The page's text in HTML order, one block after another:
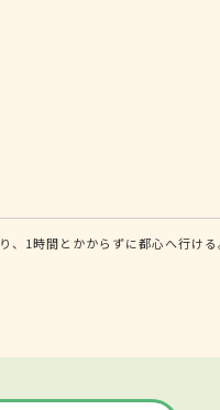
、1時間とかからずに都心へ行け